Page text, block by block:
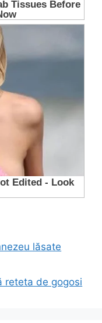
lăsate
reteta de gogosi